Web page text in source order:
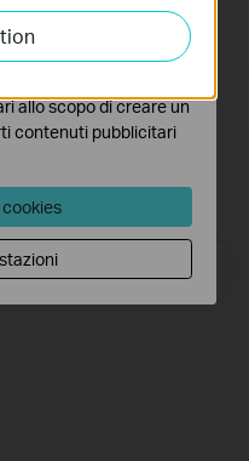
Iscriviti
migliorarne le
allo scopo di creare un
contenuti pubblicitari